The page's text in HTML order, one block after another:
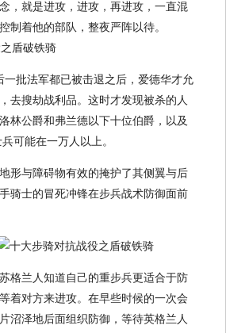
，就是进攻，进攻，再进攻，一直混
制着他的部队，整夜严阵以待。
一批法军都已被击退之后，爱德华才允
去搜劫战利品。这时才发现被杀的人
林公爵和弗兰德以下十位伯爵，以及
可能在一万人以上。
形与障碍物有效的掩护了其侧翼与后
骑士的冒死冲锋在步兵战术防御面前
格兰人知道自己的重步兵更适合于防
着对方来进攻。在早些时候的一次会
沼泽地后面组织防御，等待英格兰人